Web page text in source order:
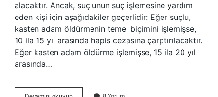
alacaktır. Ancak, suçlunun suç işlemesine yardım
eden kişi için aşağıdakiler geçerlidir: Eğer suçlu,
kasten adam öldürmenin temel biçimini işlemişse,
10 ila 15 yıl arasında hapis cezasına çarptırılacaktır.
Eğer kasten adam öldürme işlemişse, 15 ila 20 yıl
arasında…